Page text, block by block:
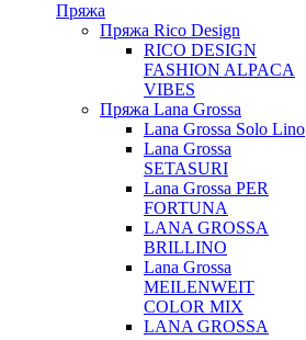
Пряжа
Пряжа Rico Design
RICO DESIGN
FASHION ALPACA
VIBES
Пряжа Lana Grossa
Lana Grossa Solo Lino
Lana Grossa
SETASURI
Lana Grossa PER
FORTUNA
LANA GROSSA
BRILLINO
Lana Grossa
MEILENWEIT
COLOR MIX
LANA GROSSA